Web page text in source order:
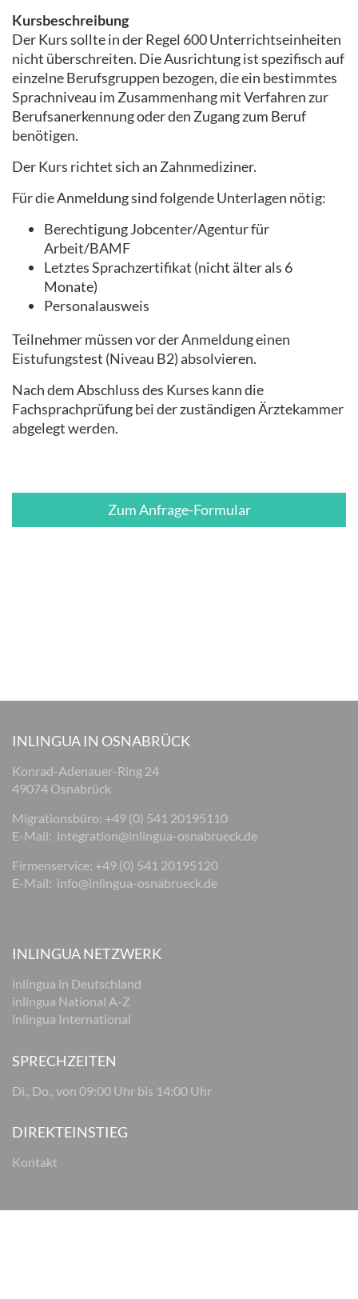
Kursbeschreibung
Der Kurs sollte in der Regel 600 Unterrichtseinheiten
nicht überschreiten. Die Ausrichtung ist spezifisch auf
einzelne Berufsgruppen bezogen, die ein bestimmtes
Sprachniveau im Zusammenhang mit Verfahren zur
Berufsanerkennung oder den Zugang zum Beruf
benötigen.
Der Kurs richtet sich an Zahnmediziner.
Für die Anmeldung sind folgende Unterlagen nötig:
Berechtigung Jobcenter/Agentur für
Arbeit/BAMF
Letztes Sprachzertifikat (nicht älter als 6
Monate)
Personalausweis
Teilnehmer müssen vor der Anmeldung einen
Eistufungstest (Niveau B2) absolvieren.
Nach dem Abschluss des Kurses kann die
Fachsprachprüfung bei der zuständigen Ärztekammer
abgelegt werden.
Zum Anfrage-Formular
INLINGUA IN OSNABRÜCK
Konrad-Adenauer-Ring 24
49074 Osnabrück
Migrationsbüro: +49 (0) 541 20195110
E-Mail: integration@inlingua-osnabrueck.de
Firmenservice: +49 (0) 541 20195120
E-Mail: info@inlingua-osnabrueck.de
INLINGUA NETZWERK
inlingua in Deutschland
inlingua National A-Z
inlingua International
SPRECHZEITEN
Di., Do., von 09:00 Uhr bis 14:00 Uhr
DIREKTEINSTIEG
Kontakt